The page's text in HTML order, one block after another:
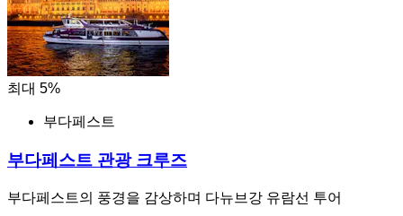
최대 5%
부다페스트
부다페스트 관광 크루즈
부다페스트의 풍경을 감상하며 다뉴브강 유람선 투어